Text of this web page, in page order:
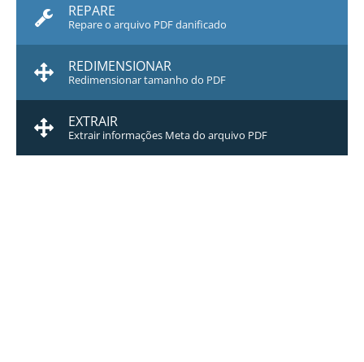
REPARE
Repare o arquivo PDF danificado
REDIMENSIONAR
Redimensionar tamanho do PDF
EXTRAIR
Extrair informações Meta do arquivo PDF